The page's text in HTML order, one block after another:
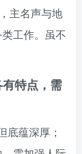
主名声与地
工作。虽不
特点，需
底蕴深厚；